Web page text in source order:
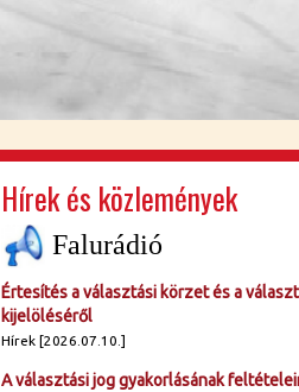
Hírek és közlemények
Falurádió
Értesítés a választási körzet és a
kijelöléséről
Hírek [2026.07.10.]
A választási jog gyakorlásának